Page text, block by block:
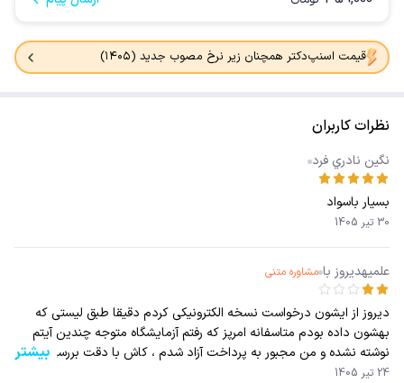
قیمت اسنپ‌دکتر همچنان زیر نرخ مصوب جدید (۱۴۰۵)
نظرات کاربران
نگين نادري فرد
بسیار باسواد
30 تیر 1405
علميهدیروز با مشاوره متنی
دیروز از ایشون درخواست نسخه الکترونیکی کردم دقیقا طبق لیستی که
بهشون داده بودم متاسفانه امرپز که رفتم آزمایشگاه متوجه چندین آیتم
نوشته نشده و من مجبور به پرداخت آزاد شدم ، کاش با دقت بررسی
میکردین چون من چند بارم تاکید کزدم خدمتشون که‌همه آیتم ها نوشته
بیشتر
24 تیر 1405